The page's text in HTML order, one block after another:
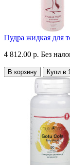
Пудра жидкая для
4 812.00 р. Без
В корзину Купи в